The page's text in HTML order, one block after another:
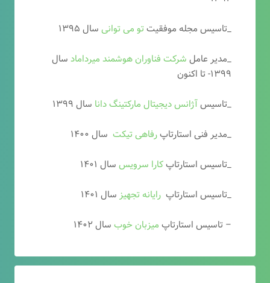
_تاسیس مجله موفقیتتو می توانی سال ۱۳۹۵
_مدیر عامل شرکت فناوران هوشمند میرداماد سال
۱۳۹۹- تا اکنون
_تاسیسآژانس دیجیتال مارکتینگ دانا سال ۱۳۹۹
_مدیر فنی استارتاپرفاهی تیکت سال ۱۴۰۰
_تاسیس استارتاپکارا سرویس سال ۱۴۰۱
_تاسیس استارتاپ رایانه تجهیز سال ۱۴۰۱
– تاسیس استارتاپ میزبان خوب سال ۱۴۰۲